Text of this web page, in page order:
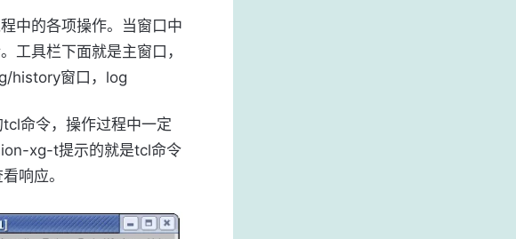
中的各项操作。当窗口中
工具栏下面就是主窗口，
history窗口，log
命令，操作过程中一定
xg-t提示的就是tcl命令
响应。